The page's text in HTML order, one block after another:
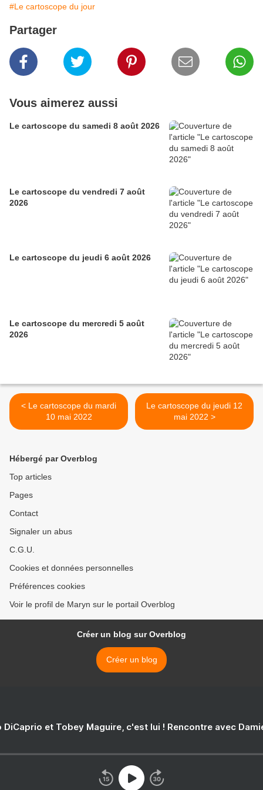
#Le cartoscope du jour
Partager
Vous aimerez aussi
Le cartoscope du samedi 8 août 2026
Le cartoscope du vendredi 7 août
2026
Le cartoscope du jeudi 6 août 2026
Le cartoscope du mercredi 5 août
2026
< Le cartoscope du mardi
10 mai 2022
Le cartoscope du jeudi 12
mai 2022 >
Hébergé par Overblog
Top articles
Pages
Contact
Signaler un abus
C.G.U.
Cookies et données personnelles
Préférences cookies
Voir le profil de Maryn sur le portail Overblog
Créer un blog sur Overblog
Créer un blog
DiCaprio et Tobey Maguire, c'est lui ! Rencontre avec